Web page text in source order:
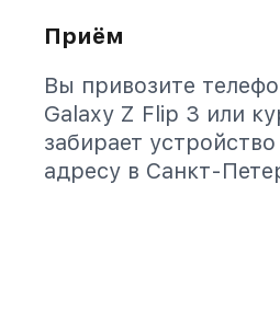
Приём
Вы привозите
Galaxy Z Flip 3 или
забирает
адресу в Санкт-